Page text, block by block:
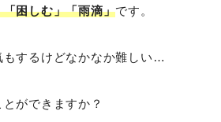
「困しむ」「雨滴」です。
もするけどなかなか難しい…
ができますか？